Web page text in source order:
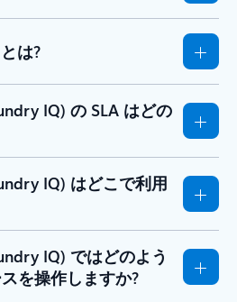
は?
IQ) の SLA はどの
IQ) はどこで利用
IQ) ではどのよう
を操作しますか?